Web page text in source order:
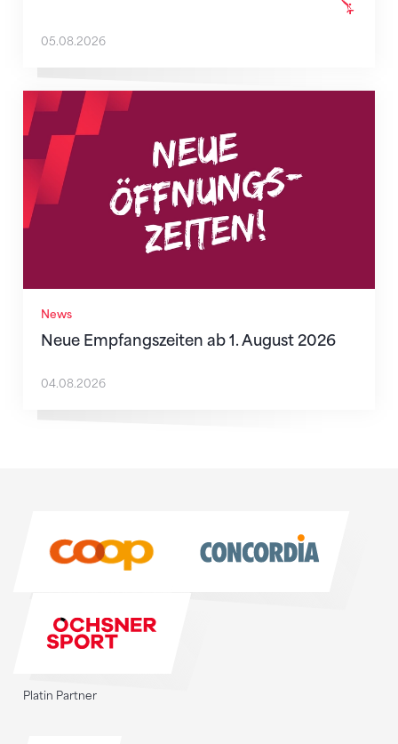
05.08.2026
News
Neue Empfangszeiten ab 1. August 2026
Neue Empfangszeiten ab 1. August 2026
04.08.2026
Platin Partner